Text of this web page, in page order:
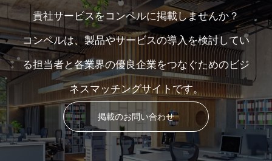
貴社サービスをコンペルに掲載しませんか？
コンペルは、製品やサービスの導入を検討してい
る担当者と各業界の優良企業をつなぐためのビジ
ネスマッチングサイトです。
掲載のお問い合わせ